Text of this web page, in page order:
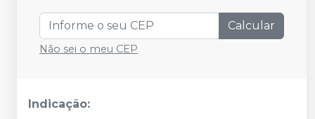
Calcular
Não sei o meu CEP
Indicação: